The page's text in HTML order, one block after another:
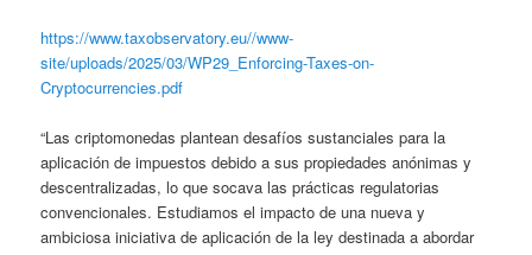
https://www.taxobservatory.eu//www-
site/uploads/2025/03/WP29_Enforcing-Taxes-on-
Cryptocurrencies.pdf
“Las criptomonedas plantean desafíos sustanciales para la
aplicación de impuestos debido a sus propiedades anónimas y
descentralizadas, lo que socava las prácticas regulatorias
convencionales. Estudiamos el impacto de una nueva y
ambiciosa iniciativa de aplicación de la ley destinada a abordar